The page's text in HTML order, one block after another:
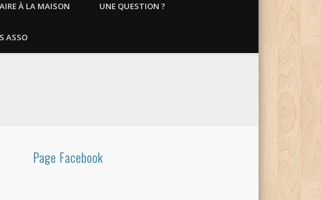
À LA MAISON UNE QUESTION ?
ASSO
Page Facebook